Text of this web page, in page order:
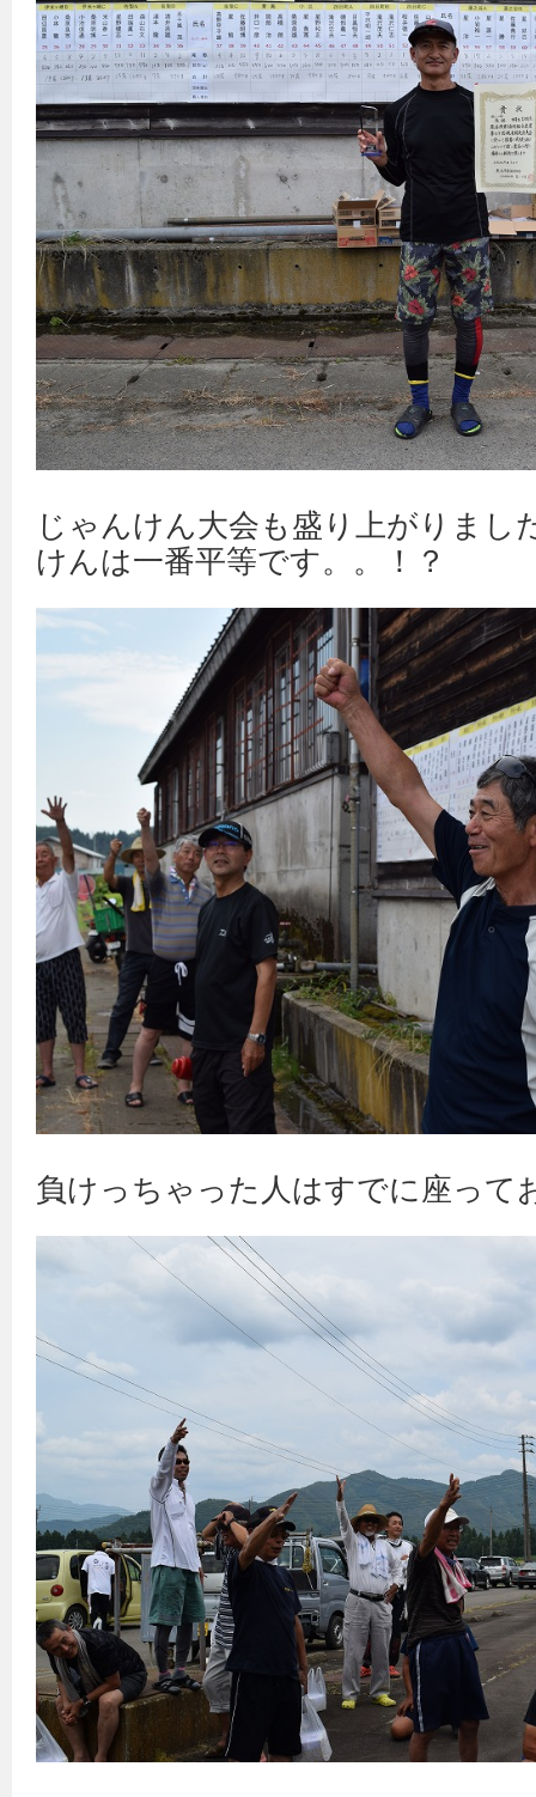
じゃんけん大会も盛り上がりま
けんは一番平等です。。！？
負けっちゃった人はすでに座って